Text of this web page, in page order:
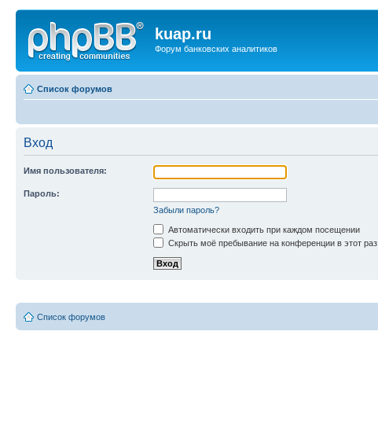
kuap.ru
Форум банковских аналитиков
Список форумов
Вход
Имя пользователя:
Пароль:
Забыли пароль?
Автоматически входить при каждом посещении
Скрыть моё пребывание на конференции в этот раз
Список форумов